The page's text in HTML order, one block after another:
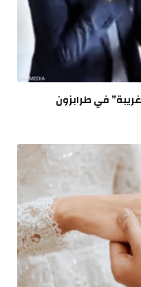
في طرابزون